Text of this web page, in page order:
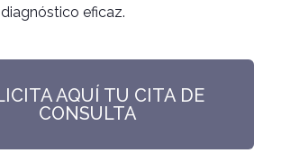
eficaz.
AQUÍ TU CITA DE
CONSULTA